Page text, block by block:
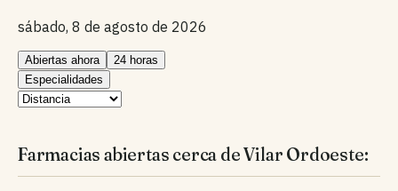
sábado, 8 de agosto de 2026
Abiertas ahora
24 horas
Especialidades
Farmacias abiertas cerca de Vilar Ordoeste: